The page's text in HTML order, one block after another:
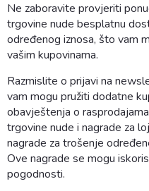
Ne zaboravite provjeriti
trgovine nude besplatnu
određenog iznosa, što vam
vašim kupovinama.
Razmislite o prijavi na
vam mogu pružiti dodatne
obavještenja o
trgovine nude i nagrade za
nagrade za trošenje
Ove nagrade se mogu
pogodnosti.